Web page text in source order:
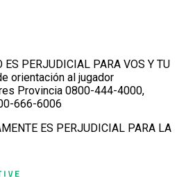
ES PERJUDICIAL PARA VOS Y TU
orientación al jugador
Provincia 0800-444-4000,
666-6006
ES PERJUDICIAL PARA LA